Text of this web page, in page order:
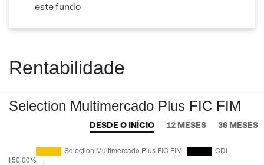
este fundo
Rentabilidade
Selection Multimercado Plus FIC FIM
DESDE O INÍCIO 12 MESES 36 MESES